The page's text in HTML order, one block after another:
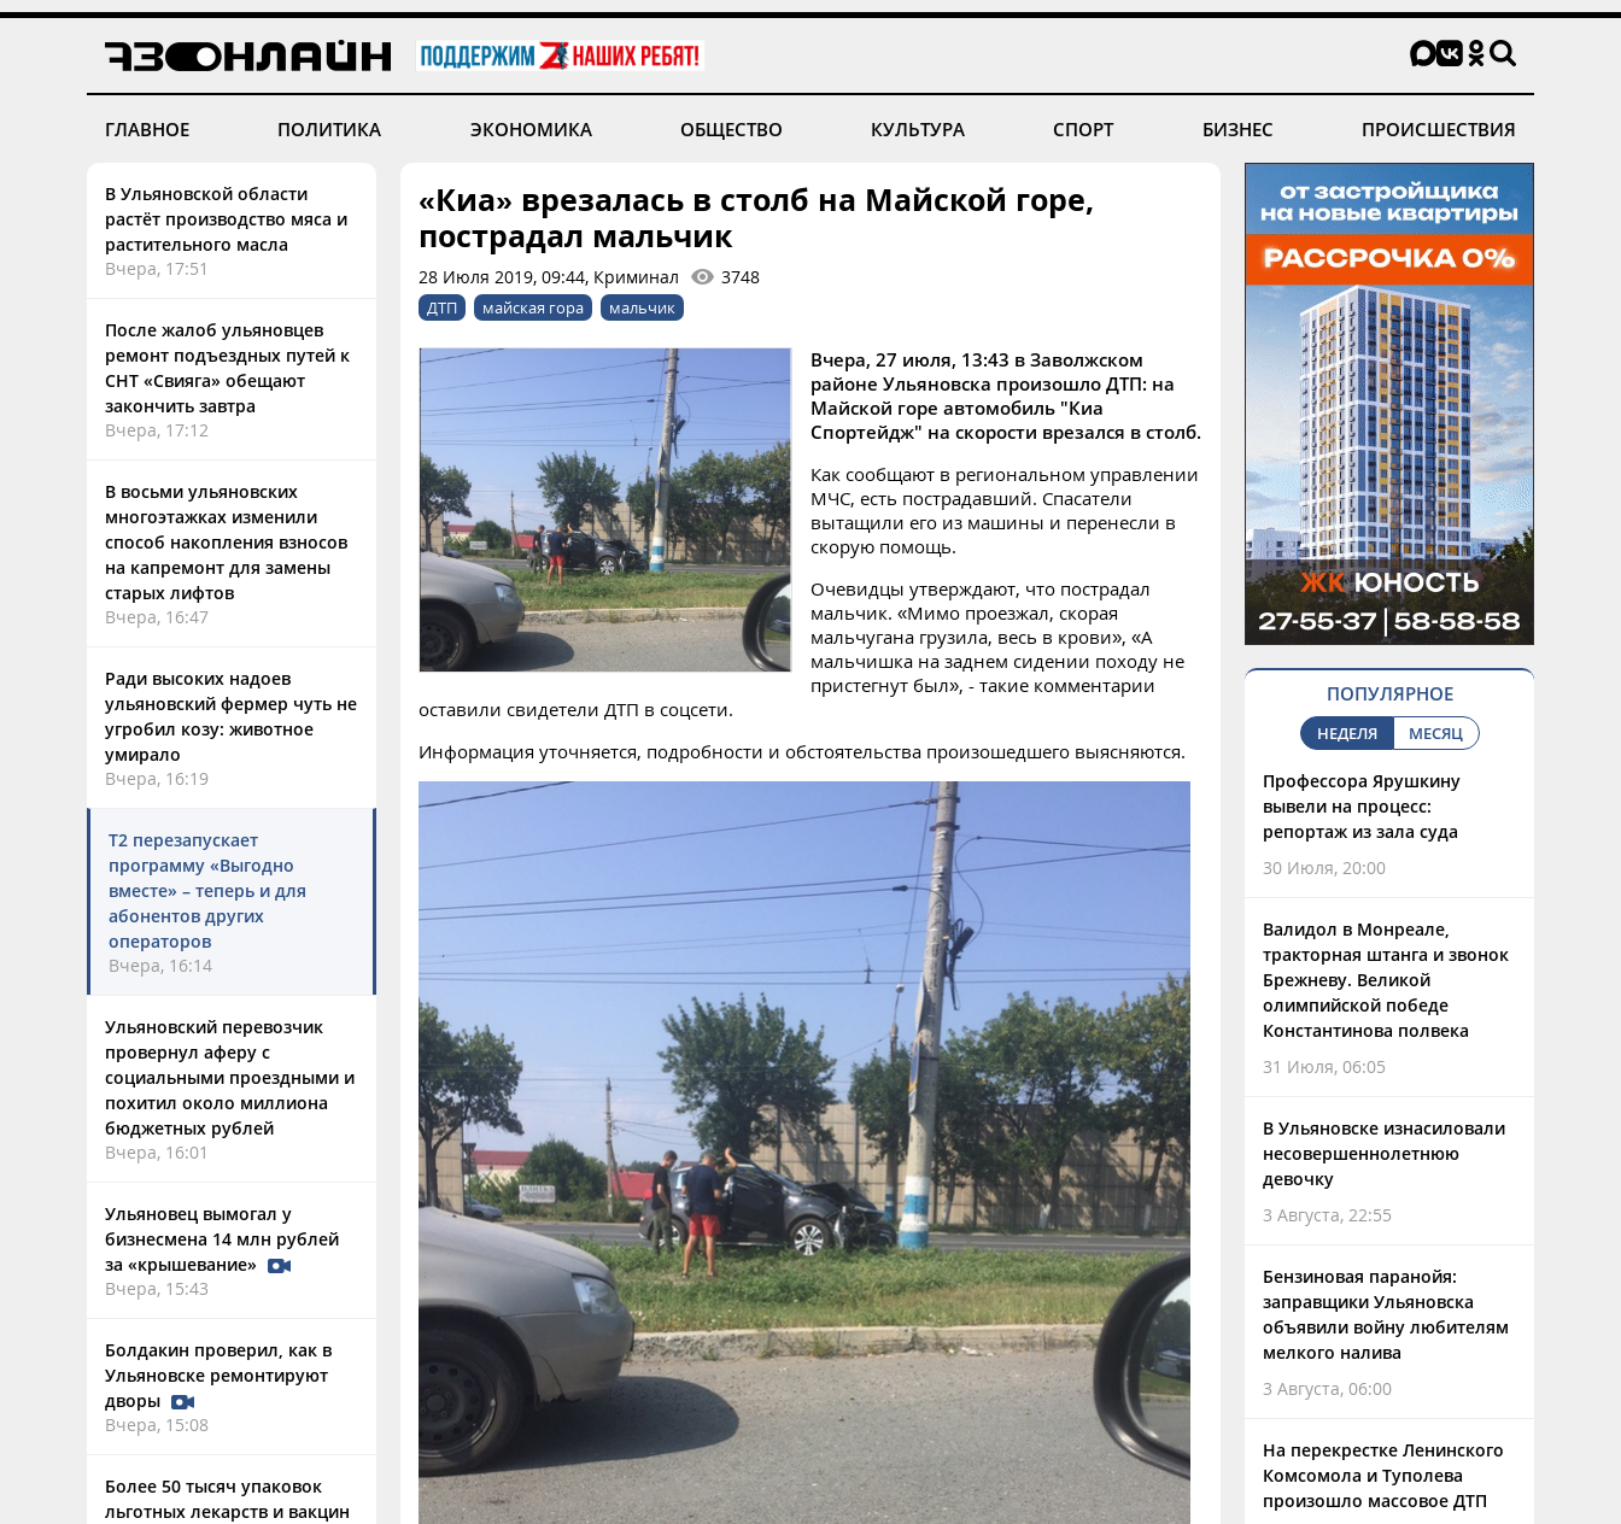
ГЛАВНОЕ ПОЛИТИКА ЭКОНОМИКА ОБЩЕСТВО КУЛЬТУРА СПОРТ БИЗНЕС ПРОИСШЕСТВИЯ
В Ульяновской области
растёт производство мяса и
растительного масла
Вчера, 17:51
После жалоб ульяновцев
ремонт подъездных путей к
СНТ «Свияга» обещают
закончить завтра
Вчера, 17:12
В восьми ульяновских
многоэтажках изменили
способ накопления взносов
на капремонт для замены
старых лифтов
Вчера, 16:47
Ради высоких надоев
ульяновский фермер чуть не
угробил козу: животное
умирало
Вчера, 16:19
Т2 перезапускает
программу «Выгодно
вместе» – теперь и для
абонентов других
операторов
Вчера, 16:14
Ульяновский перевозчик
провернул аферу с
социальными проездными и
похитил около миллиона
бюджетных рублей
Вчера, 16:01
Ульяновец вымогал у
бизнесмена 14 млн рублей
за «крышевание»
Вчера, 15:43
Болдакин проверил, как в
Ульяновске ремонтируют
дворы
Вчера, 15:08
Более 50 тысяч упаковок
льготных лекарств и вакцин
«Киа» врезалась в столб на Майской горе,
пострадал мальчик
28 Июля 2019, 09:44, Криминал 3748
ДТП майская гора мальчик
Вчера, 27 июля, 13:43 в Заволжском
районе Ульяновска произошло ДТП: на
Майской горе автомобиль "Киа
Спортейдж" на скорости врезался в столб.
Как сообщают в региональном управлении
МЧС, есть пострадавший. Спасатели
вытащили его из машины и перенесли в
скорую помощь.
Очевидцы утверждают, что пострадал
мальчик. «Мимо проезжал, скорая
мальчугана грузила, весь в крови», «А
мальчишка на заднем сидении походу не
пристегнут был», - такие комментарии
оставили свидетели ДТП в соцсети.
Информация уточняется, подробности и обстоятельства произошедшего выясняются.
ПОПУЛЯРНОЕ
НЕДЕЛЯ МЕСЯЦ
Профессора Ярушкину
вывели на процесс:
репортаж из зала суда
30 Июля, 20:00
Валидол в Монреале,
тракторная штанга и звонок
Брежневу. Великой
олимпийской победе
Константинова полвека
31 Июля, 06:05
В Ульяновске изнасиловали
несовершеннолетнюю
девочку
3 Августа, 22:55
Бензиновая паранойя:
заправщики Ульяновска
объявили войну любителям
мелкого налива
3 Августа, 06:00
На перекрестке Ленинского
Комсомола и Туполева
произошло массовое ДТП